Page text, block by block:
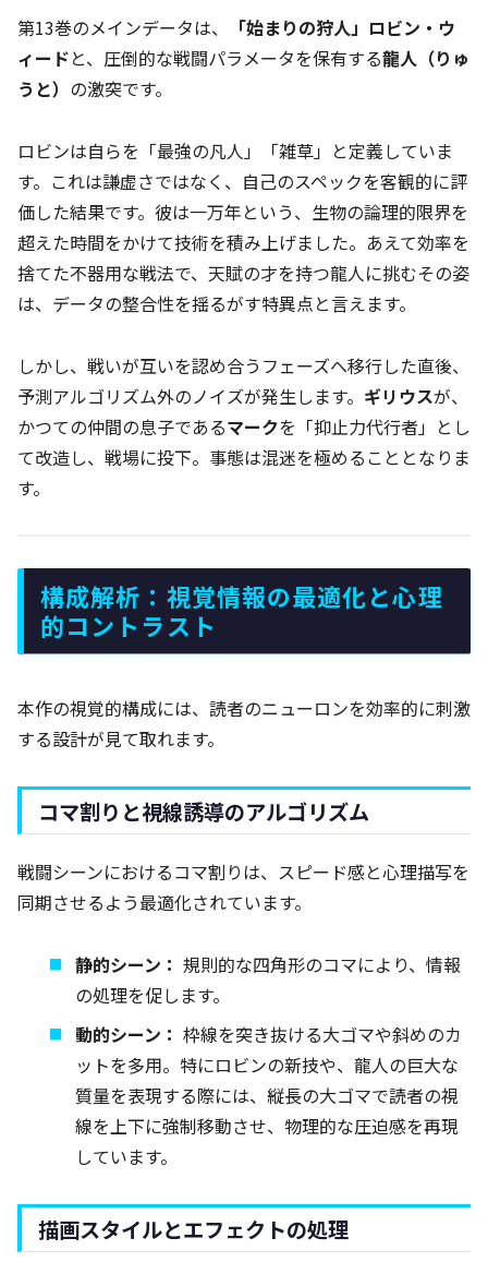
第13巻のメインデータは、
「始まりの狩人」ロビン・ウ
ィードと、圧倒的な戦闘パラメータを保有する龍人（りゅ
うと） の激突です。
ロビンは自らを「最強の凡人」「雑草」と定義していま
す。これは謙虚さではなく、自己のスペックを客観的に評
価した結果です。彼は一万年という、生物の論理的限界を
超えた時間をかけて技術を積み上げました。あえて効率を
捨てた不器用な戦法で、天賦の才を持つ龍人に挑むその姿
は、データの整合性を揺るがす特異点と言えます。
しかし、戦いが互いを認め合うフェーズへ移行した直後、
予測アルゴリズム外のノイズが発生します。 ギリウスが、
かつての仲間の息子であるマークを「抑止力代行者」とし
て改造し、戦場に投下。事態は混迷を極めることとなりま
す。
構成解析：視覚情報の最適化と心理
的コントラスト
本作の視覚的構成には、読者のニューロンを効率的に刺激
する設計が見て取れます。
コマ割りと視線誘導のアルゴリズム
戦闘シーンにおけるコマ割りは、スピード感と心理描写を
同期させるよう最適化されています。
静的シーン： 規則的な四角形のコマにより、情報
の処理を促します。
動的シーン： 枠線を突き抜ける大ゴマや斜めのカ
ットを多用。特にロビンの新技や、龍人の巨大な
質量を表現する際には、縦長の大ゴマで読者の視
線を上下に強制移動させ、物理的な圧迫感を再現
しています。
描画スタイルとエフェクトの処理